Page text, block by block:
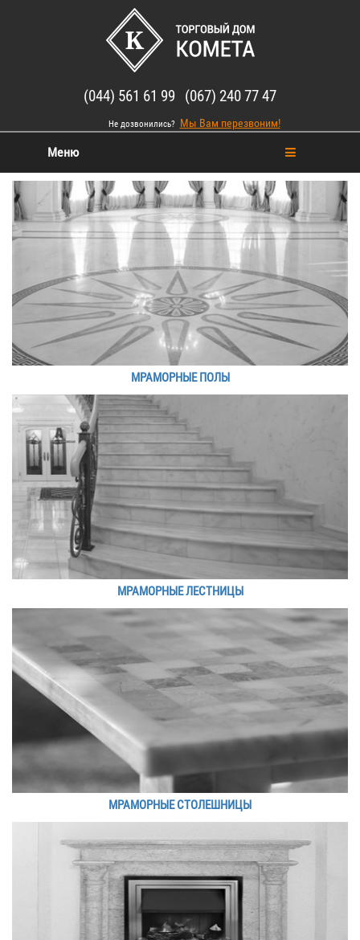
(044) 561 61 99 (067) 240 77 47
Не дозвонились? Мы Вам перезвоним!
Меню
МРАМОРНЫЕ ПОЛЫ
МРАМОРНЫЕ ЛЕСТНИЦЫ
МРАМОРНЫЕ СТОЛЕШНИЦЫ